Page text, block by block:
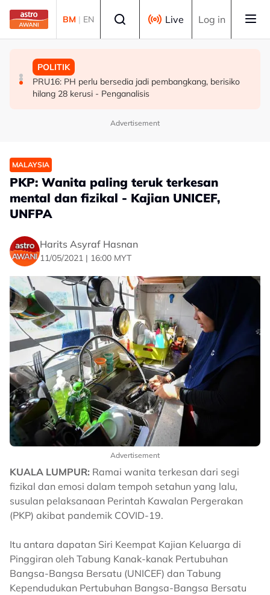
Skip to main content
BM | EN Live Log in
MALAYSIA
KESUMA perkasa ekosistem TVET menerusi kerjasama
ADTEC-ITE Singapura
MALAYSIA
Tiga lelaki pelarian Myanmar ditahan bantu siasatan kes
seksual OKU
POLITIK
PRU16: PH perlu bersedia jadi pembangkang, berisiko
hilang 28 kerusi - Penganalisis
Advertisement
MALAYSIA
PKP: Wanita paling teruk terkesan
mental dan fizikal - Kajian UNICEF,
UNFPA
Harits Asyraf Hasnan
11/05/2021 | 16:00 MYT
Advertisement
KUALA LUMPUR: Ramai wanita terkesan dari segi
fizikal dan emosi dalam tempoh setahun yang lalu,
susulan pelaksanaan Perintah Kawalan Pergerakan
(PKP) akibat pandemik COVID-19.
Itu antara dapatan Siri Keempat Kajian Keluarga di
Pinggiran oleh Tabung Kanak-kanak Pertubuhan
Bangsa-Bangsa Bersatu (UNICEF) dan Tabung
Kependudukan Pertubuhan Bangsa-Bangsa Bersatu